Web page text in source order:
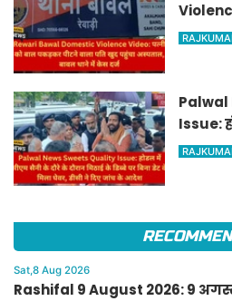
पकड़कर
Palwal
Issue:
के दौरान
Sat,8 Aug 2026
Rashifal 9 August 2026: 9